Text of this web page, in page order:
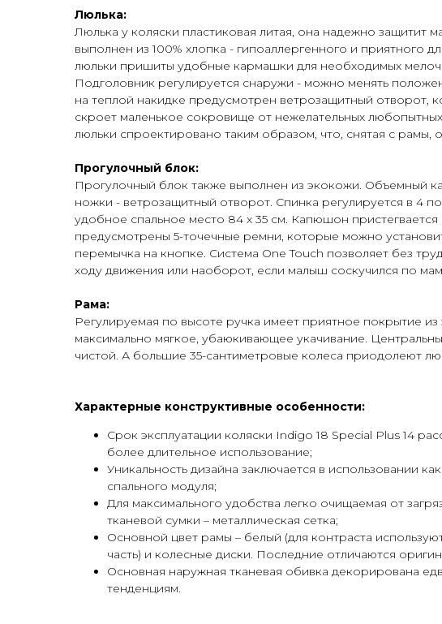
Люлька:
Люлька у коляски пластиковая литая, она надежно
выполнен из 100% хлопка - гипоаллергенного и приятного
люльки пришиты удобные кармашки для необходимых
Подголовник регулируется снаружи - можно менять
на теплой накидке предусмотрен ветрозащитный отворот,
скроет маленькое сокровище от нежелательных
люльки спроектировано таким образом, что, снятая с
Прогулочный блок:
Прогулочный блок также выполнен из экокожи. Объемный
ножки - ветрозащитный отворот. Спинка регулируется в 4
удобное спальное место 84 х 35 см. Капюшон
предусмотрены 5-точечные ремни, которые можно
перемычка на кнопке. Система One Touch позволяет без
ходу движения или наоборот, если малыш соскучился по
Рама:
Регулируемая по высоте ручка имеет приятное покрытие
максимально мягкое, убаюкивающее укачивание.
чистой. А большие 35-сантиметровые колеса приодолеют
Характерные конструктивные особенности:
Срок эксплуатации коляски Indigo 18 Special Plus 14
более длительное использование;
Уникальность дизайна заключается в использовании
спального модуля;
Для максимального удобства легко очищаемая от
тканевой сумки – металлическая сетка;
Основной цвет рамы – белый (для контраста
часть) и колесные диски. Последние отличаются
Основная наружная тканевая обивка декорирована
тенденциям.